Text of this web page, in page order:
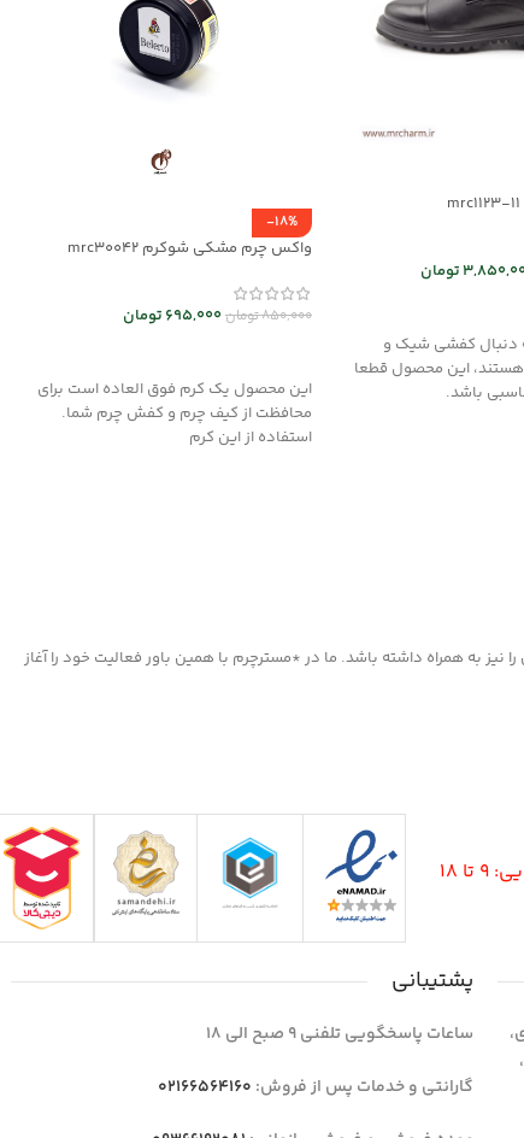
تومان
دنبال کفشی شیک و
این محصول قطعا
باشد.
-18%
واکس چرم مشکی شوکرم mrc30042
850,000تومان695,000 تومان
این محصول یک کرم فوق العاده است برای
محافظت از کیف چرم و کفش چرم شما.
استفاده از این کرم
به همراه داشته باشد. ما در *مسترچرم با همین باور فعالیت خود را آغاز
18
،
پشتیبانی
ساعات پاسخگویی تلفنی 9 صبح الی 18
گارانتی و خدمات پس از فروش: 02166564160